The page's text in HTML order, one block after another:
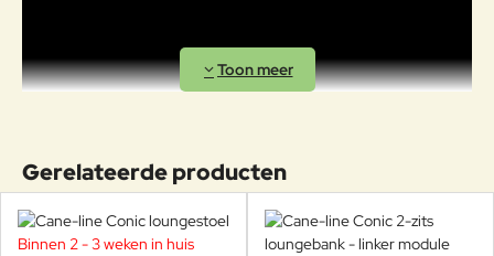
Gerelateerde producten
Binnen 2 - 3 weken in huis